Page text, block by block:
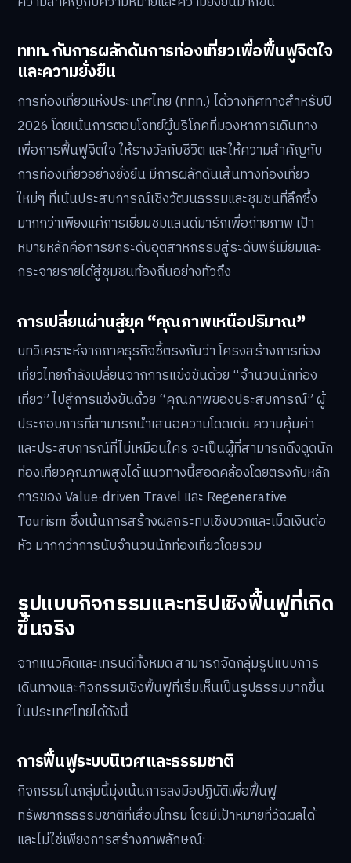
ททท. กับการผลักดันการท่องเที่ยวเพื่อฟื้นฟูจิตใจ
และความยั่งยืน
การท่องเที่ยวแห่งประเทศไทย (ททท.) ได้วางทิศทางสำหรับปี
2026 โดยเน้นการตอบโจทย์ผู้บริโภคที่มองหาการเดินทาง
เพื่อการฟื้นฟูจิตใจ ให้รางวัลกับชีวิต และให้ความสำคัญกับ
การท่องเที่ยวอย่างยั่งยืน มีการผลักดันเส้นทางท่องเที่ยว
ใหม่ๆ ที่เน้นประสบการณ์เชิงวัฒนธรรมและชุมชนที่ลึกซึ้ง
มากกว่าเพียงแค่การเยี่ยมชมแลนด์มาร์กเพื่อถ่ายภาพ เป้า
หมายหลักคือการยกระดับอุตสาหกรรมสู่ระดับพรีเมียมและ
กระจายรายได้สู่ชุมชนท้องถิ่นอย่างทั่วถึง
การเปลี่ยนผ่านสู่ยุค “คุณภาพเหนือปริมาณ”
บทวิเคราะห์จากภาคธุรกิจชี้ตรงกันว่า โครงสร้างการท่อง
เที่ยวไทยกำลังเปลี่ยนจากการแข่งขันด้วย “จำนวนนักท่อง
เที่ยว” ไปสู่การแข่งขันด้วย “คุณภาพของประสบการณ์” ผู้
ประกอบการที่สามารถนำเสนอความโดดเด่น ความคุ้มค่า
และประสบการณ์ที่ไม่เหมือนใคร จะเป็นผู้ที่สามารถดึงดูดนัก
ท่องเที่ยวคุณภาพสูงได้ แนวทางนี้สอดคล้องโดยตรงกับหลัก
การของ Value-driven Travel และ Regenerative
Tourism ซึ่งเน้นการสร้างผลกระทบเชิงบวกและเม็ดเงินต่อ
หัว มากกว่าการนับจำนวนนักท่องเที่ยวโดยรวม
รูปแบบกิจกรรมและทริปเชิงฟื้นฟูที่เกิด
ขึ้นจริง
จากแนวคิดและเทรนด์ทั้งหมด สามารถจัดกลุ่มรูปแบบการ
เดินทางและกิจกรรมเชิงฟื้นฟูที่เริ่มเห็นเป็นรูปธรรมมากขึ้น
ในประเทศไทยได้ดังนี้
การฟื้นฟูระบบนิเวศและธรรมชาติ
กิจกรรมในกลุ่มนี้มุ่งเน้นการลงมือปฏิบัติเพื่อฟื้นฟู
ทรัพยากรธรรมชาติที่เสื่อมโทรม โดยมีเป้าหมายที่วัดผลได้
และไม่ใช่เพียงการสร้างภาพลักษณ์: